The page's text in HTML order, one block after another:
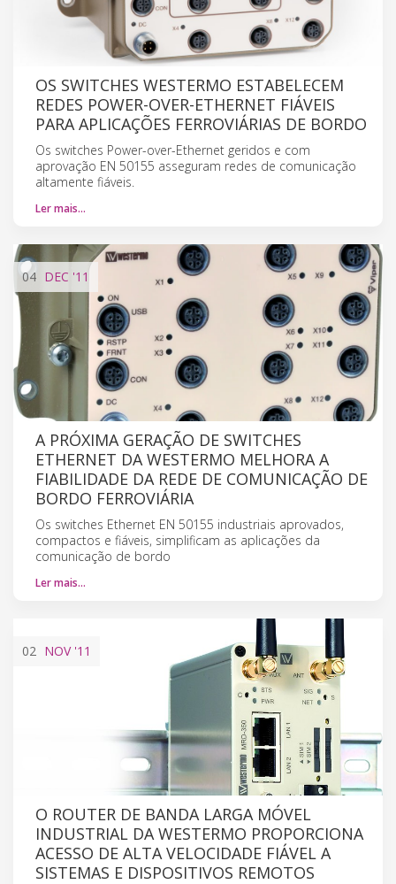
OS SWITCHES WESTERMO ESTABELECEM
REDES POWER-OVER-ETHERNET FIÁVEIS
PARA APLICAÇÕES FERROVIÁRIAS DE BORDO
Os switches Power-over-Ethernet geridos e com
aprovação EN 50155 asseguram redes de comunicação
altamente fiáveis.
Ler mais…
04 DEC '11
A PRÓXIMA GERAÇÃO DE SWITCHES
ETHERNET DA WESTERMO MELHORA A
FIABILIDADE DA REDE DE COMUNICAÇÃO DE
BORDO FERROVIÁRIA
Os switches Ethernet EN 50155 industriais aprovados,
compactos e fiáveis, simplificam as aplicações da
comunicação de bordo
Ler mais…
02 NOV'11
O ROUTER DE BANDA LARGA MÓVEL
INDUSTRIAL DA WESTERMO PROPORCIONA
ACESSO DE ALTA VELOCIDADE FIÁVEL A
SISTEMAS E DISPOSITIVOS REMOTOS